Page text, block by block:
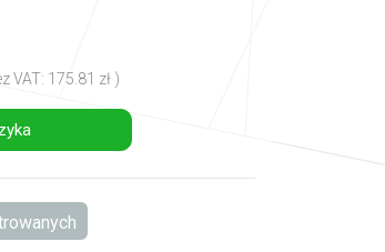
VAT: 175.81 zł )